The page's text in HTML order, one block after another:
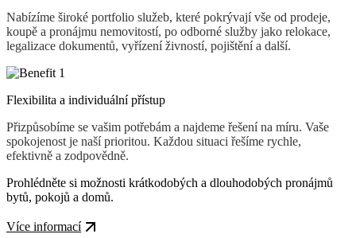
Nabízíme široké portfolio služeb, které pokrývají vše od prodeje,
koupě a pronájmu nemovitostí, po odborné služby jako relokace,
legalizace dokumentů, vyřízení živností, pojištění a další.
Flexibilita a individuální přístup
Přizpůsobíme se vašim potřebám a najdeme řešení na míru. Vaše
spokojenost je naší prioritou. Každou situaci řešíme rychle,
efektivně a zodpovědně.
Prohlédněte si možnosti krátkodobých a dlouhodobých pronájmů
bytů, pokojů a domů.
Více informací